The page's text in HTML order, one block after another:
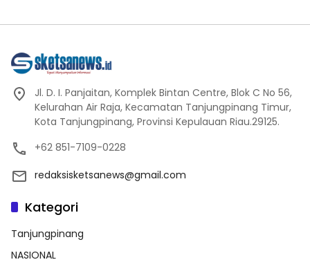
Jl. D. I. Panjaitan, Komplek Bintan Centre, Blok C No 56,
Kelurahan Air Raja, Kecamatan Tanjungpinang Timur,
Kota Tanjungpinang, Provinsi Kepulauan Riau.29125.
+62 851-7109-0228
redaksisketsanews@gmail.com
Kategori
Tanjungpinang
NASIONAL